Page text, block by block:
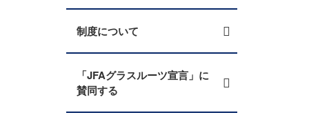
制度について
「JFAグラスルーツ宣言」に
賛同する